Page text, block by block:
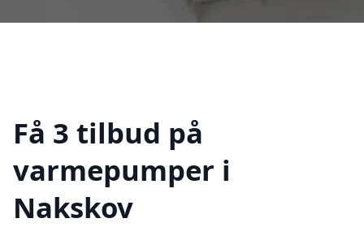
Få 3 tilbud på
varmepumper i
Nakskov